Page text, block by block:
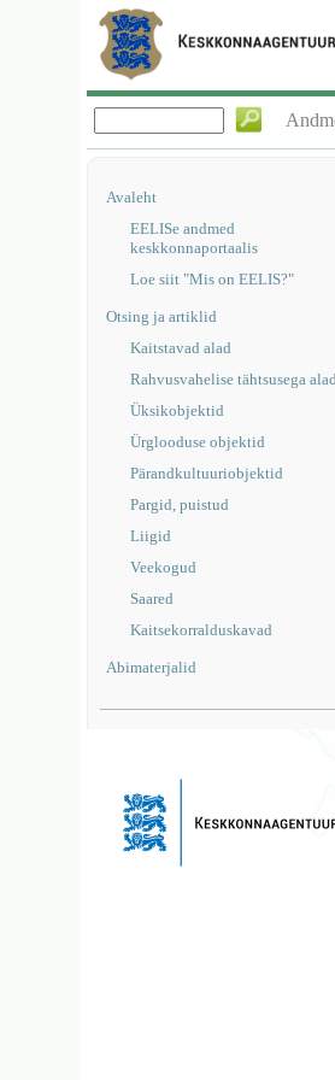
Avaleht
EELISe andmed
keskkonnaportaalis
Loe siit "Mis on EELIS?"
Otsing ja artiklid
Kaitstavad alad
Rahvusvahelise tähtsusega alad
Üksikobjektid
Ürglooduse objektid
Pärandkultuuriobjektid
Pargid, puistud
Liigid
Veekogud
Saared
Kaitsekorralduskavad
Abimaterjalid